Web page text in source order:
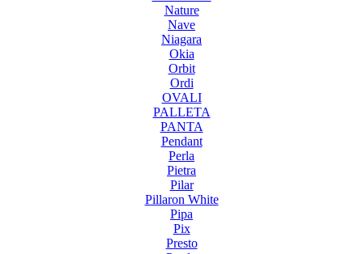
Nature
Nave
Niagara
Okia
Orbit
Ordi
OVALI
PALLETA
PANTA
Pendant
Perla
Pietra
Pilar
Pillaron White
Pipa
Pix
Presto